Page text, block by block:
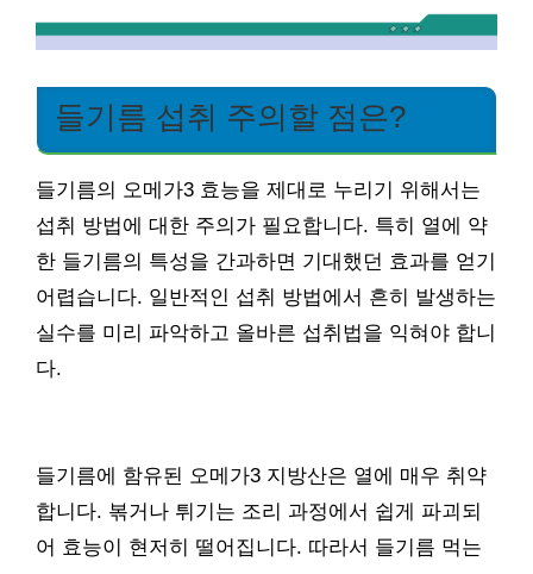
들기름 섭취 주의할 점은?
들기름의 오메가3 효능을 제대로 누리기 위해서는
섭취 방법에 대한 주의가 필요합니다. 특히 열에 약
한 들기름의 특성을 간과하면 기대했던 효과를 얻기
어렵습니다. 일반적인 섭취 방법에서 흔히 발생하는
실수를 미리 파악하고 올바른 섭취법을 익혀야 합니
다.
들기름에 함유된 오메가3 지방산은 열에 매우 취약
합니다. 볶거나 튀기는 조리 과정에서 쉽게 파괴되
어 효능이 현저히 떨어집니다. 따라서 들기름 먹는